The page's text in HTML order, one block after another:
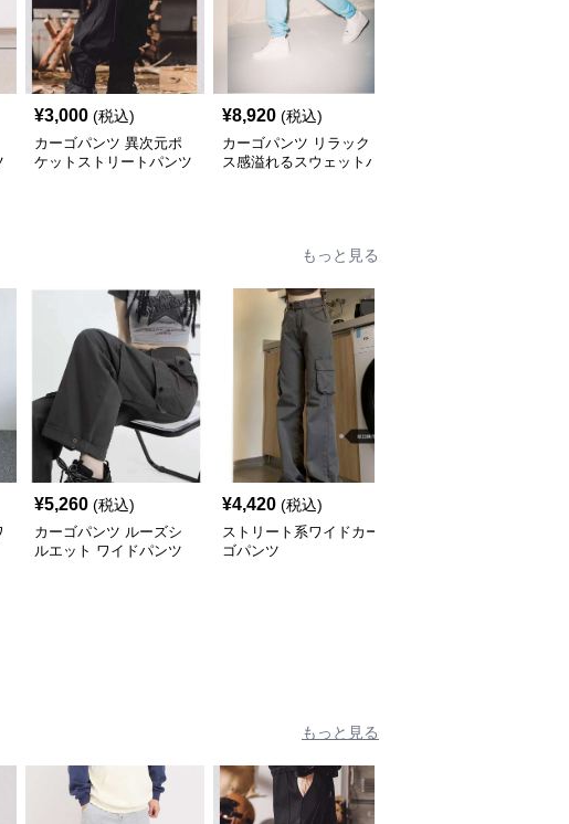
¥3,000 (税込)
カーゴパンツ 異次元ポ
ケットストリートパンツ
¥8,920 (税込)
カーゴパンツ リラック
ス感溢れるスウェットパ
もっと見る
¥5,260 (税込)
カーゴパンツ ルーズシ
ルエット ワイドパンツ
¥4,420 (税込)
ストリート系ワイドカー
ゴパンツ
もっと見る